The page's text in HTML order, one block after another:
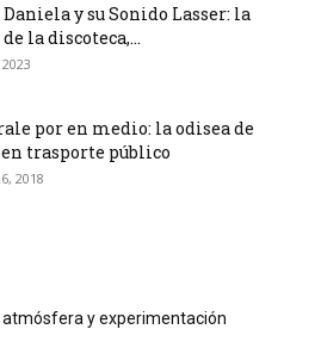
y su Sonido Lasser: la
la discoteca,...
por en medio: la odisea de
trasporte público
2018
y experimentación